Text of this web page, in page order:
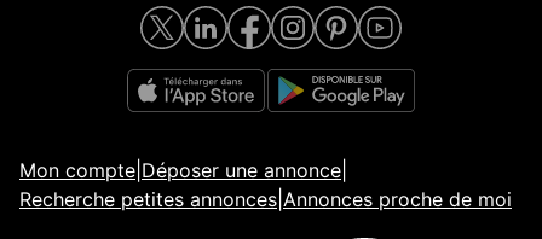
Mon compte Déposer une annonce
Recherche petites annonces Annonces proche de moi